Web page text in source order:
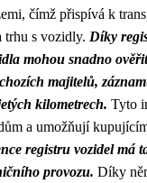
čímž přispívá k
trhu s vozidly. Díky
mohou snadno
majitelů,
kilometrech. Tyto
a umožňují
registru vozidel má
provozu. Díky